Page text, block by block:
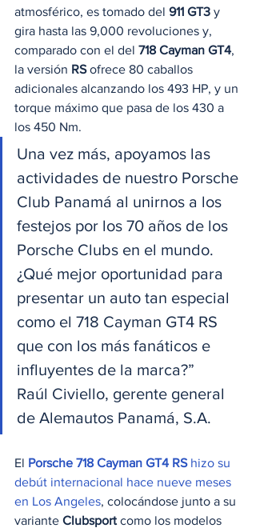
atmosférico, es tomado del 911 GT3 y
gira hasta las 9,000 revoluciones y,
comparado con el del 718 Cayman GT4,
la versión RS ofrece 80 caballos
adicionales alcanzando los 493 HP, y un
torque máximo que pasa de los 430 a
los 450 Nm.
Una vez más, apoyamos las
actividades de nuestro Porsche
Club Panamá al unirnos a los
festejos por los 70 años de los
Porsche Clubs en el mundo.
¿Qué mejor oportunidad para
presentar un auto tan especial
como el 718 Cayman GT4 RS
que con los más fanáticos e
influyentes de la marca?”
Raúl Civiello, gerente general
de Alemautos Panamá, S.A.
El Porsche 718 Cayman GT4 RS hizo su
debút internacional hace nueve meses
en Los Angeles, colocándose junto a su
variante Clubsport como los modelos